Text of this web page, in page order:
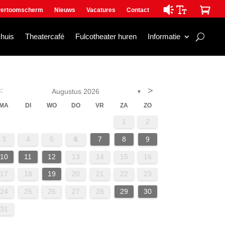
Nieuws Vacatures Contact 
Theatercafé Fulcotheater huren Informatie
Augustus 2026 ▼ >
MA DI WO DO VR ZA ZO
1 2
3 4 5 6 7 8 9
10 11 12 13 14 15 16
17 18 19 20 21 22 23
24 25 26 27 28 29 30
31